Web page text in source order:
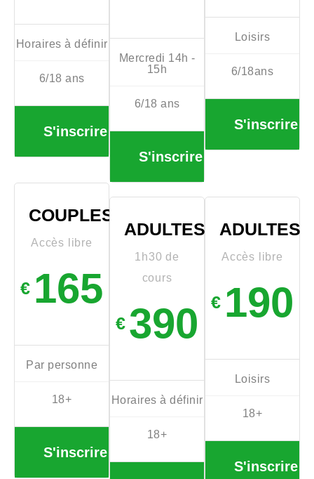
Horaires à définir
6/18 ans
S'inscrire
Mercredi 14h -
15h
6/18 ans
S'inscrire
Loisirs
6/18ans
S'inscrire
COUPLES
Accès libre
€ 165
Par personne
18+
S'inscrire
ADULTES
1h30 de
cours
€ 390
Horaires à définir
18+
ADULTES
Accès libre
€ 190
Loisirs
18+
S'inscrire